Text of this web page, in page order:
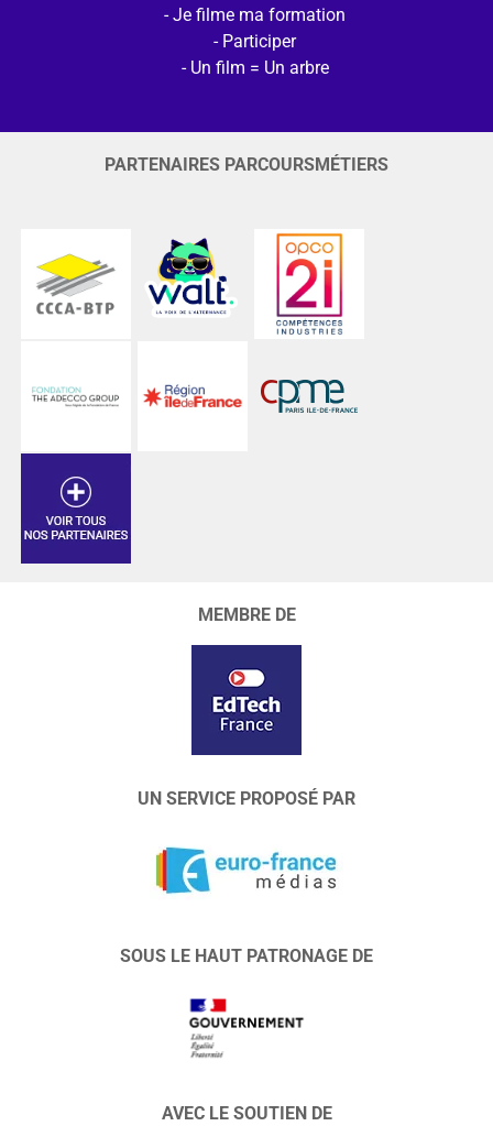
Je filme ma formation
Participer
Un film = Un arbre
PARTENAIRES PARCOURSMÉTIERS
MEMBRE DE
UN SERVICE PROPOSÉ PAR
SOUS LE HAUT PATRONAGE DE
AVEC LE SOUTIEN DE